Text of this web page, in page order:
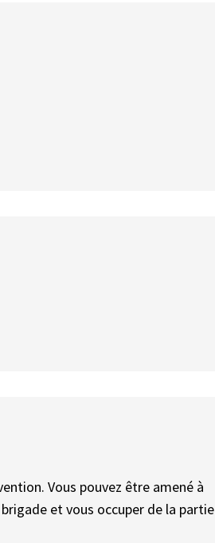
Vous pouvez être amené à
et vous occuper de la partie